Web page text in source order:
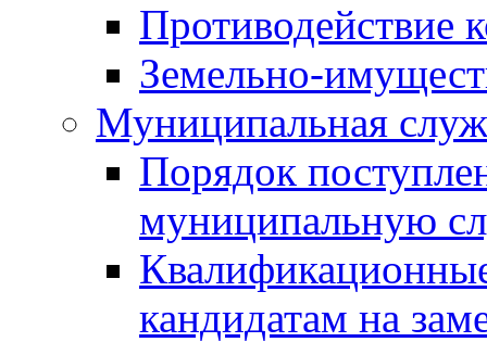
Противодействие
Земельно-
Муниципальная
Порядок
муниципальную
кандидатам на